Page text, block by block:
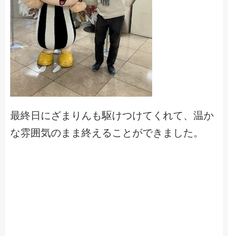
最終日にざまりんも駆けつけてくれて、温か
な雰囲気のまま終えることができました。